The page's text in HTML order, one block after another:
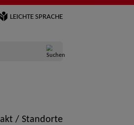
LEICHTE SPRACHE
/ Standorte